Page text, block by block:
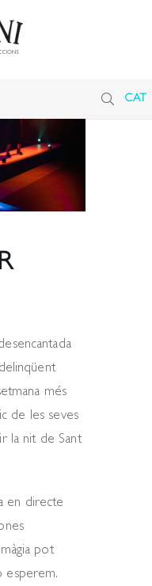
CAT
més
de les seves
la nit de Sant
en directe
pot
esperem.